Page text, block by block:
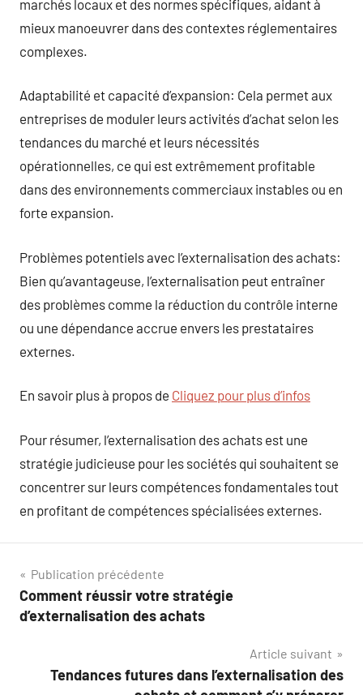
marchés locaux et des normes spécifiques, aidant à
mieux manoeuvrer dans des contextes réglementaires
complexes.
Adaptabilité et capacité d’expansion: Cela permet aux
entreprises de moduler leurs activités d’achat selon les
tendances du marché et leurs nécessités
opérationnelles, ce qui est extrêmement profitable
dans des environnements commerciaux instables ou en
forte expansion.
Problèmes potentiels avec l’externalisation des achats:
Bien qu’avantageuse, l’externalisation peut entraîner
des problèmes comme la réduction du contrôle interne
ou une dépendance accrue envers les prestataires
externes.
En savoir plus à propos de Cliquez pour plus d’infos
Pour résumer, l’externalisation des achats est une
stratégie judicieuse pour les sociétés qui souhaitent se
concentrer sur leurs compétences fondamentales tout
en profitant de compétences spécialisées externes.
Navigation
de
Publication précédente
Comment réussir votre stratégie
d’externalisation des achats
Article suivant
Tendances futures dans l’externalisation des